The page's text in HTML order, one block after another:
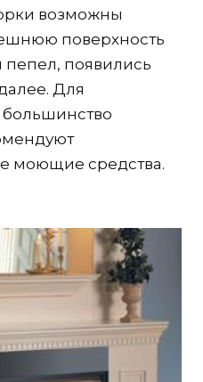
возможны
поверхность
пепел, появились
Для
моющие средства.